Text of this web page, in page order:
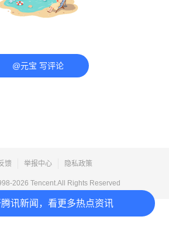
腾讯新闻，看更多热点资讯
@元宝 写评论
馈 举报中心 隐私政策
2026 Tencent.All Rights Reserved